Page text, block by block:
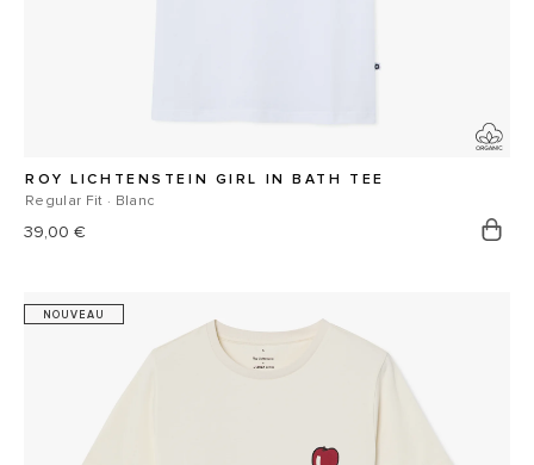
ROY LICHTENSTEIN GIRL IN BATH TEE
Regular Fit · Blanc
Prix
39,00 €
NOUVEAU